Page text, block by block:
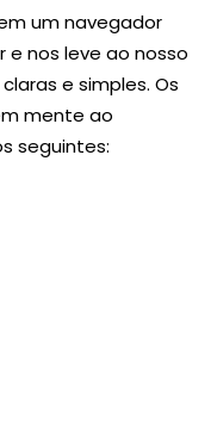
um navegador
e nos leve ao nosso
e simples. Os
mente ao
seguintes: